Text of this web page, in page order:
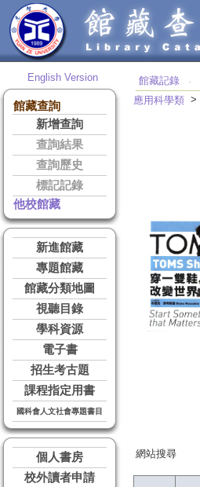
English Version
館藏查詢
新增查詢
查詢結果
查詢歷史
標記記錄
他校館藏
新進館藏
專題館藏
館藏分類地圖
視聽目錄
學科資源
電子書
招生考古題
課程指定用書
國科會人文社會專題書目
個人書房
校外讀者申請
館藏記錄 ‧
應用科學類 >
網站搜尋